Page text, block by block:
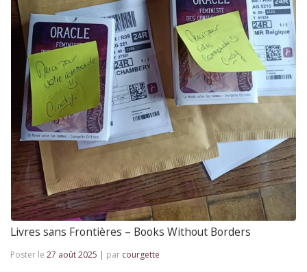
Livres sans Frontières – Books Without Borders
Poster le 27 août 2025 | par courgette